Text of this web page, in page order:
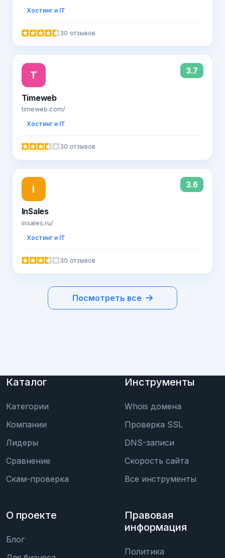
Хостинг и IT
30 отзывов
T 3.7
Timeweb
timeweb.com/
Хостинг и IT
30 отзывов
I 3.6
InSales
insales.ru/
Хостинг и IT
30 отзывов
Посмотреть все
Каталог
Категории
Компании
Лидеры
Сравнение
Скам-проверка
Инструменты
Whois домена
Проверка SSL
DNS-записи
Скорость сайта
Все инструменты
О проекте
Блог
Правовая
информация
Политика